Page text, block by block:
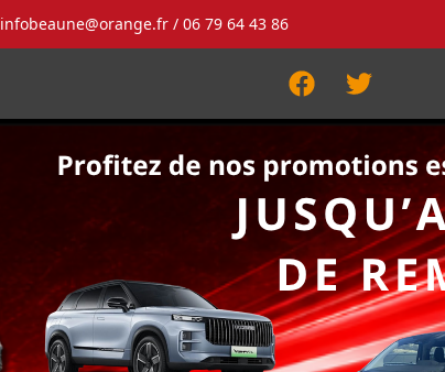
infobeaune@orange.fr/ 06 79 64 43 86
FacebookTwitter